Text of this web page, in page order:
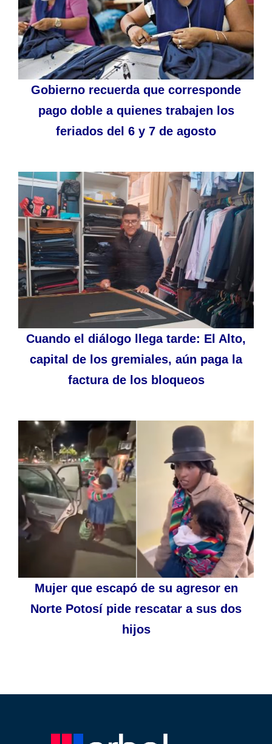
Gobierno recuerda que corresponde
pago doble a quienes trabajen los
feriados del 6 y 7 de agosto
Cuando el diálogo llega tarde: El Alto,
capital de los gremiales, aún paga la
factura de los bloqueos
Mujer que escapó de su agresor en
Norte Potosí pide rescatar a sus dos
hijos